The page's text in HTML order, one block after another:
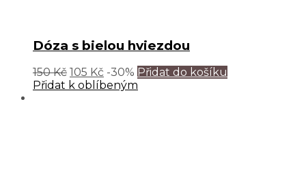
Dóza s bielou hviezdou
150Kč 105 Kč -30% Přidat do košíku
Přidat k oblíbeným